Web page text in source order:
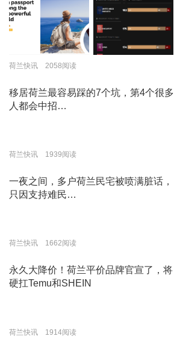
荷兰快讯 2058阅读
移居荷兰最容易踩的7个坑，第4个很多
人都会中招…
荷兰快讯 1939阅读
一夜之间，多户荷兰民宅被喷满脏话，
只因支持难民…
荷兰快讯 1662阅读
永久大降价！荷兰平价品牌官宣了，将
硬扛Temu和SHEIN
荷兰快讯 1914阅读